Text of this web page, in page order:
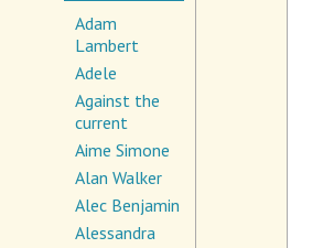
Adam
Lambert
Adele
Against the
current
Aime Simone
Alan Walker
Alec Benjamin
Alessandra